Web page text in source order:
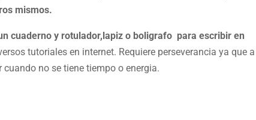
mismos.
cuaderno y rotulador,lapiz o boligrafo para escribir en
tutoriales en internet. Requiere perseverancia ya que a
no se tiene tiempo o energia.